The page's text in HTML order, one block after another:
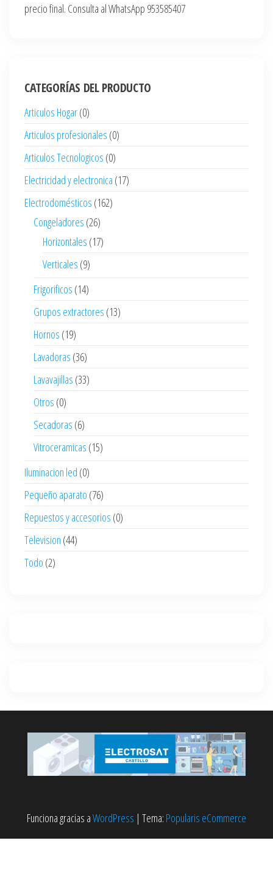
precio final. Consulta al WhatsApp 953585407
CATEGORÍAS DEL PRODUCTO
Articulos Hogar(0)
Articulos profesionales (0)
Articulos Tecnologicos (0)
Electricidad y electronica (17)
Electrodomésticos (162)
Congeladores (26)
Horizontales (17)
Verticales (9)
Frigorificos (14)
Grupos extractores (13)
Hornos (19)
Lavadoras (36)
Lavavajillas (33)
Otros (0)
Secadoras (6)
Vitroceramicas (15)
Iluminacion led (0)
Pequeño aparato (76)
Repuestos y accesorios (0)
Television (44)
Todo (2)
Funciona gracias aWordPress | Tema: Popularis eCommerce